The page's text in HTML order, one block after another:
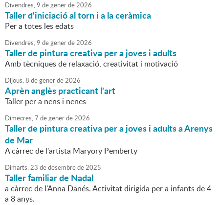
Divendres,9 degenerde2026
Taller d'iniciació al torn i a la ceràmica
Per a totes les edats
Divendres,9 degenerde2026
Taller de pintura creativa per a joves i adults
Amb tècniques de relaxació, creativitat i motivació
Dijous,8 degenerde2026
Aprèn anglès practicant l'art
Taller per a nens i nenes
Dimecres,7 degenerde2026
Taller de pintura creativa per a joves i adults a Arenys
de Mar
A càrrec de l'artista Maryory Pemberty
Dimarts,23 dedesembrede2025
Taller familiar de Nadal
a càrrec de l'Anna Danés. Activitat dirigida per a infants de 4
a 8 anys.